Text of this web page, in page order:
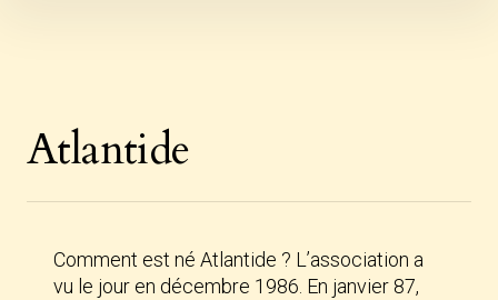
Atlantide
Comment est né Atlantide ? L’association a
vu le jour en décembre 1986. En janvier 87,